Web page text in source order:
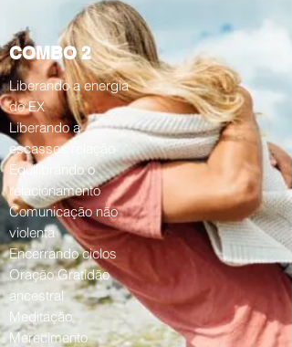
COMBO 2
Liberando a energia
do EX
Liberando a
escasses relação
Equilibrando o
relacionamento
Comunicação não
violenta
Encerrando ciclos
Oração Gratidão
ancestral
Meditação
Merecimento